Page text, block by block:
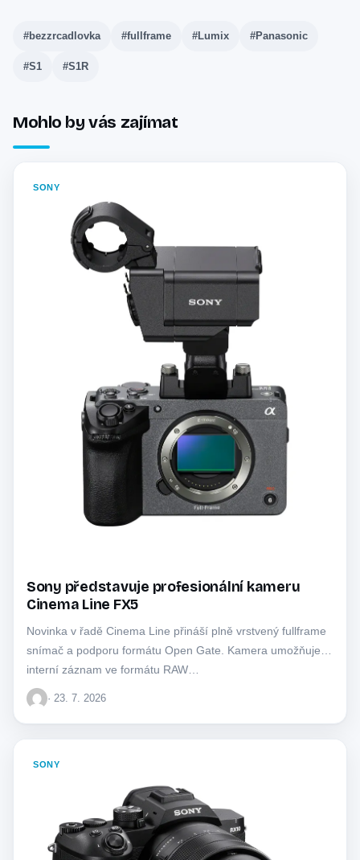
#bezzrcadlovka #fullframe #Lumix #Panasonic
#S1 #S1R
Mohlo by vás zajímat
SONY
Sony představuje profesionální kameru
Cinema Line FX5
Novinka v řadě Cinema Line přináší plně vrstvený fullframe
snímač a podporu formátu Open Gate. Kamera umožňuje
interní záznam ve formátu RAW…
· 23. 7. 2026
SONY